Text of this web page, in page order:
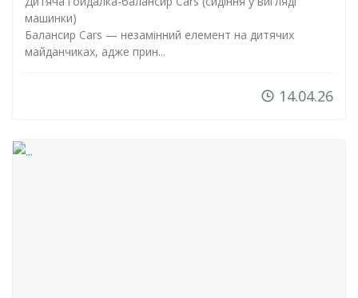
машинки)
Балансир Cars — незамінний елемент на дитячих
майданчиках, адже прин...
14.04.26